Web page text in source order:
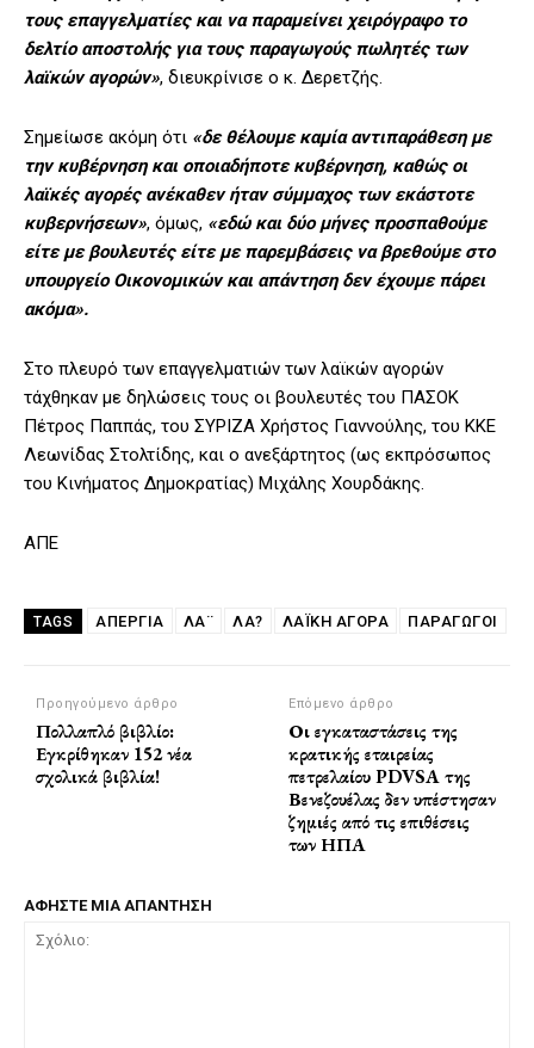
τους επαγγελματίες και να παραμείνει χειρόγραφο το
δελτίο αποστολής για τους παραγωγούς πωλητές των
λαϊκών αγορών», διευκρίνισε ο κ. Δερετζής.
Σημείωσε ακόμη ότι «δε θέλουμε καμία αντιπαράθεση με
την κυβέρνηση και οποιαδήποτε κυβέρνηση, καθώς οι
λαϊκές αγορές ανέκαθεν ήταν σύμμαχος των εκάστοτε
κυβερνήσεων», όμως, «εδώ και δύο μήνες προσπαθούμε
είτε με βουλευτές είτε με παρεμβάσεις να βρεθούμε στο
υπουργείο Οικονομικών και απάντηση δεν έχουμε πάρει
ακόμα».
Στο πλευρό των επαγγελματιών των λαϊκών αγορών
τάχθηκαν με δηλώσεις τους οι βουλευτές του ΠΑΣΟΚ
Πέτρος Παππάς, του ΣΥΡΙΖΑ Χρήστος Γιαννούλης, του ΚΚΕ
Λεωνίδας Στολτίδης, και ο ανεξάρτητος (ως εκπρόσωπος
του Κινήματος Δημοκρατίας) Μιχάλης Χουρδάκης.
ΑΠΕ
TAGS ΑΠΕΡΓΊΑ ΛΑ¨ ΛΑ? ΛΑΪΚΉ ΑΓΟΡΆ ΠΑΡΑΓΩΓΟΊ
Προηγούμενο άρθρο
Πολλαπλό βιβλίο:
Εγκρίθηκαν 152 νέα
σχολικά βιβλία!
Επόμενο άρθρο
Οι εγκαταστάσεις της
κρατικής εταιρείας
πετρελαίου PDVSA της
Βενεζουέλας δεν υπέστησαν
ζημιές από τις επιθέσεις
των ΗΠΑ
ΑΦΗΣΤΕ ΜΙΑ ΑΠΑΝΤΗΣΗ